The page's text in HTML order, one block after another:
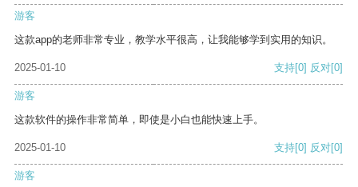
游客
这款app的老师非常专业，教学水平很高，让我能够学到实用的知识。
2025-01-10 支持[0] 反对[0]
游客
这款软件的操作非常简单，即使是小白也能快速上手。
2025-01-10 支持[0] 反对[0]
游客